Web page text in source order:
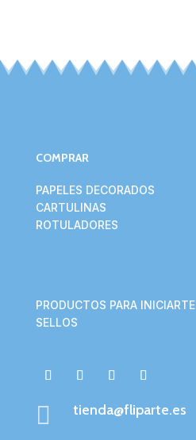
COMPRAR
PAPELES DECORADOS
CARTULINAS
ROTULADORES
PRODUCTOS PARA INICIARTE
SELLOS
 tienda@fliparte.es